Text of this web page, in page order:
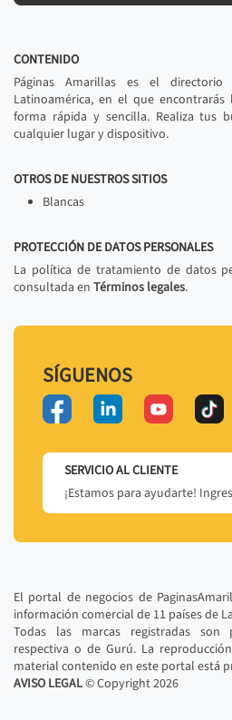
CONTENIDO
Páginas Amarillas es el
Latinoamérica, en el que
forma rápida y sencilla. Realiza tus
cualquier lugar y dispositivo.
OTROS DE NUESTROS SITIOS
Blancas
PROTECCIÓN DE DATOS PERSONALES
La política de tratamiento de datos
consultada en Términos legales.
SÍGUENOS
SERVICIO AL CLIENTE
¡Estamos para ayudarte!
El portal de negocios de
información comercial de 11 países de
Todas las marcas registradas
respectiva o de Gurú. La
material contenido en este portal está
AVISO LEGAL© Copyright2026